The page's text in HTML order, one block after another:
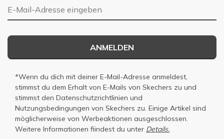
E-Mail-Adresse
ANMELDEN
*Wenn du dich mit deiner E-Mail-Adresse anmeldest,
stimmst du dem Erhalt von E-Mails von Skechers zu und
stimmst den Datenschutzrichtlinien und
Nutzungsbedingungen von Skechers zu. Einige Artikel sind
möglicherweise von Werbeaktionen ausgeschlossen.
Weitere Informationen fiindest du unter Details.